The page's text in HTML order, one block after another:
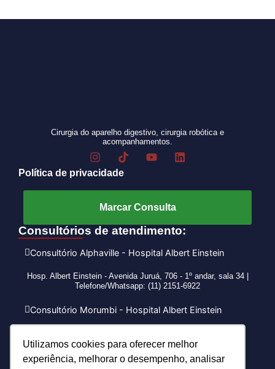
Utilizamos cookies para oferecer melhor
experiência, melhorar o desempenho, analisar
Cirurgia do aparelho digestivo, cirurgia robótica e
acompanhamentos.
Política de privacidade
Marcar Consulta
Consultórios de atendimento:
Consultório Alphaville - Hospital Albert Einstein
Hosp. Albert Einstein - Avenida Juruá, 706 - 1º andar, sala 34 |
Telefone/Whatsapp: (11) 2151-6922
Consultório Morumbi - Hospital Albert Einstein